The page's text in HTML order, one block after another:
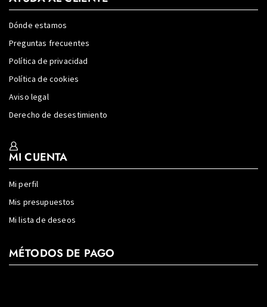
Dónde estamos
Preguntas frecuentes
Política de privacidad
Política de cookies
Aviso legal
Derecho de desestimiento
MI CUENTA
Mi perfil
Mis presupuestos
Mi lista de deseos
MÉTODOS DE PAGO